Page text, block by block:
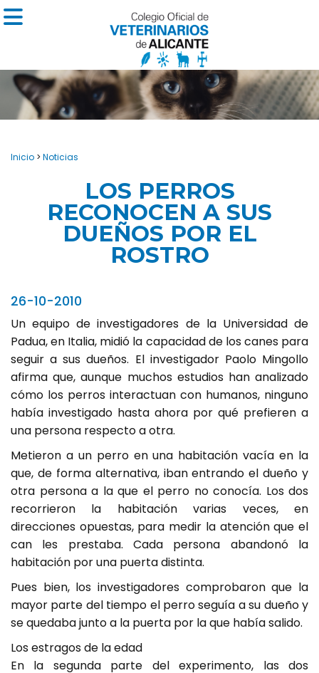
Inicio > Noticias
LOS PERROS
RECONOCEN A SUS
DUEÑOS POR EL
ROSTRO
26-10-2010
Un equipo de investigadores de la Universidad de
Padua, en Italia, midió la capacidad de los canes para
seguir a sus dueños. El investigador Paolo Mingollo
afirma que, aunque muchos estudios han analizado
cómo los perros interactuan con humanos, ninguno
había investigado hasta ahora por qué prefieren a
una persona respecto a otra.
Metieron a un perro en una habitación vacía en la
que, de forma alternativa, iban entrando el dueño y
otra persona a la que el perro no conocía. Los dos
recorrieron la habitación varias veces, en
direcciones opuestas, para medir la atención que el
can les prestaba. Cada persona abandonó la
habitación por una puerta distinta.
Pues bien, los investigadores comprobaron que la
mayor parte del tiempo el perro seguía a su dueño y
se quedaba junto a la puerta por la que había salido.
Los estragos de la edad
En la segunda parte del experimento, las dos